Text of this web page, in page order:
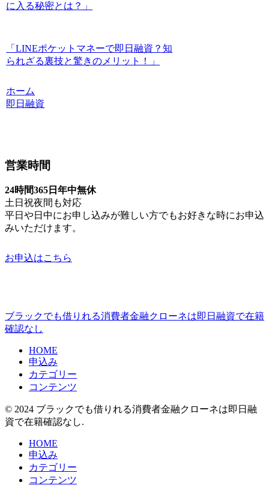
に入る秘密とは？」
「LINEポケットマネーで即日融資？知
られざる裏技と驚きのメリット！」
ホーム
即日融資
営業時間
24時間365日年中無休
土日祝夜間も対応
平日や日中にお申し込みが難しい方でもお好きな時にお申込
みいただけます。
お申込はこちら
ブラックでも借りれる消費者金融クローネは即日融資で在籍
確認なし
HOME
申込み
カテゴリー
コンテンツ
© 2024 ブラックでも借りれる消費者金融クローネは即日融
資で在籍確認なし.
HOME
申込み
カテゴリー
コンテンツ